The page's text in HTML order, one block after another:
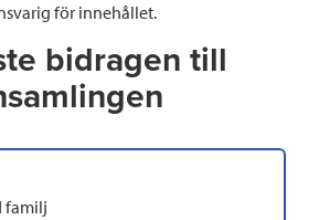
för innehållet.
bidragen till
familj